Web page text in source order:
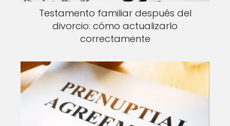
Testamento familiar después del
divorcio: cómo actualizarlo
correctamente